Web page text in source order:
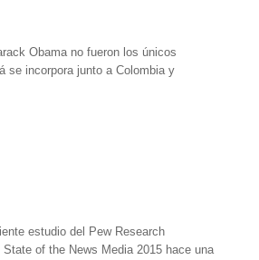
Obama no fueron los únicos
se incorpora junto a Colombia y
estudio del Pew Research
of the News Media 2015 hace una